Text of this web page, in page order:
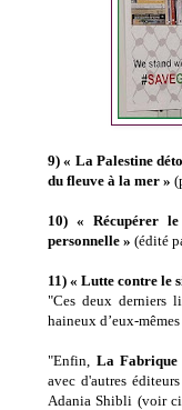
9) « La Palestine
du fleuve à la mer »
10) « Récupérer
personnelle » (édité
11) « Lutte contre le
"Ces deux derniers
haineux d’eux-
"Enfin, La Fabrique
avec d'autres
Adania Shibli (voir